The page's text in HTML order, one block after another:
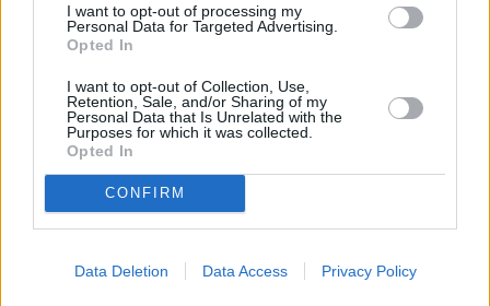
I want to opt-out of processing my
Personal Data for Targeted Advertising.
Opted In
I want to opt-out of Collection, Use,
Retention, Sale, and/or Sharing of my
Personal Data that Is Unrelated with the
Purposes for which it was collected.
Opted In
CONFIRM
Data Deletion Data Access Privacy Policy
«Meitenes dienā var
nopelnīt pat vairākus
tūkstošus.» Šova «Karsti.
Krēta» uzvarētāja Loreta
gatavojas sapņu darbam
«Līdz pēdējam brīdim
Alda Drēģera sievas un